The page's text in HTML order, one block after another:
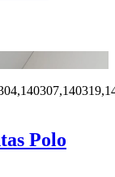
Polo